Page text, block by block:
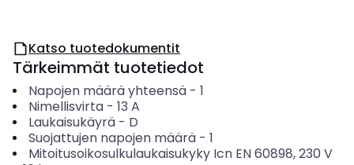
Katso tuotedokumentit
Tärkeimmät tuotetiedot
Napojen määrä yhteensä- 1
Nimellisvirta- 13 A
Laukaisukäyrä- D
Suojattujen napojen määrä- 1
Mitoitusoikosulkulaukaisukyky Icn EN 60898, 230 V